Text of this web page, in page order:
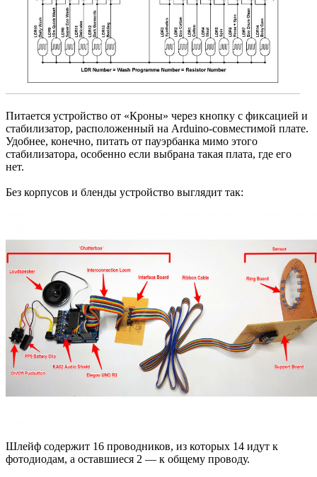
Питается устройство от «Кроны» через кнопку с фиксацией и
стабилизатор, расположенный на Arduino-совместимой плате.
Удобнее, конечно, питать от пауэрбанка мимо этого
стабилизатора, особенно если выбрана такая плата, где его
нет.
Без корпусов и бленды устройство выглядит так:
Шлейф содержит 16 проводников, из которых 14 идут к
фотодиодам, а оставшиеся 2 — к общему проводу.